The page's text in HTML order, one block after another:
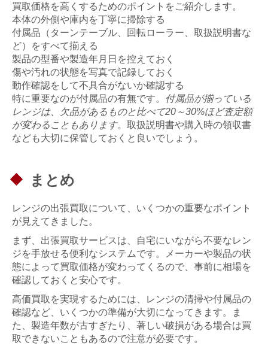
買取価格を高くするためのポイントをご紹介します。
本体の外側や庫内を丁寧に掃除する
付属品（ターンテーブル、回転ローラー、取扱説明書な
ど）をすべて揃える
製品の型番や製造年月日を控えておく
傷や汚れの状態を写真で記録しておく
動作確認をして不具合がないか確認する
特に重要なのが付属品の有無です。 付属品が揃っている
レンジは、欠品があるものと比べて20～30%ほど査定額
が変わることもあります。取扱説明書や購入時の領収書
なども大切に保管しておくと良いでしょう。
まとめ
レンジの出張買取について、いくつかの重要なポイント
が見えてきました。
まず、出張買取サービスは、自宅にいながら不要なレン
ジを手放せる便利なシステムです。メーカーや製品の状
態によって買取価格が変わってくるので、事前に相場を
確認しておくと安心です。
高価買取を実現するためには、レンジの清掃や付属品の
確認など、いくつかの準備が大切になってきます。ま
た、製造年数が古すぎたり、著しい破損がある場合は買
取できないこともあるので注意が必要です。